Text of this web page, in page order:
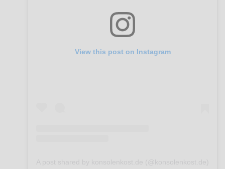
View this post on Instagram